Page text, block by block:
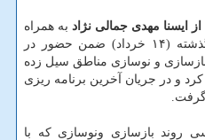
ایسنا مهدی جمالی نژاد به همراه
مسئولان استانی و محلی روز گذشته (۱۴ خرداد) ضمن حضور در
و نوسازی مناطق سیل زده
و در جریان آخرین برنامه ریزی
روند بازسازی ونوسازی كه با